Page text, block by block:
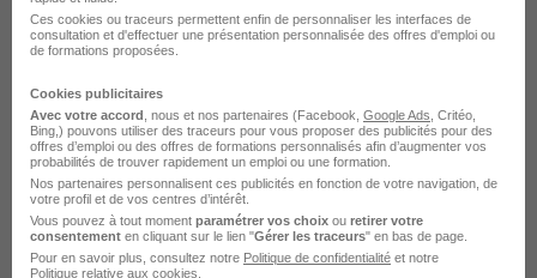
1001 repas
Estrées-Saint-Denis - 60
Voir l’offre
Ces cookies ou traceurs permettent enfin de personnaliser les interfaces de
consultation et d'effectuer une présentation personnalisée des offres d'emploi ou
de formations proposées.
Cookies publicitaires
Avec votre accord , nous et nos partenaires (Facebook, Google Ads , Critéo,
Bing,) pouvons utiliser des traceurs pour vous proposer des publicités pour des
offres d’emploi ou des offres de formations personnalisés afin d’augmenter vos
probabilités de trouver rapidement un emploi ou une formation.
Nos partenaires personnalisent ces publicités en fonction de votre navigation, de
votre profil et de vos centres d’intérêt.
Vous pouvez à tout moment paramétrer vos choix ou retirer votre
consentement en cliquant sur le lien "Gérer les traceurs" en bas de page.
Pour en savoir plus, consultez notre Politique de confidentialité et notre
Politique relative aux cookies